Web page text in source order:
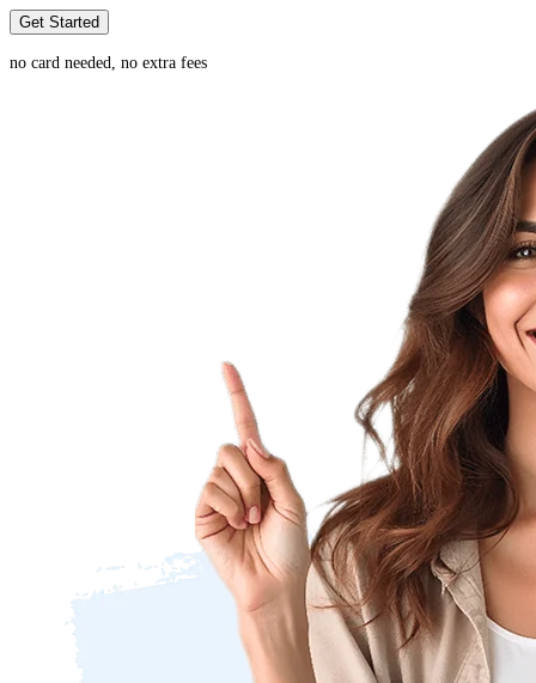
Get Started
no card needed, no extra fees